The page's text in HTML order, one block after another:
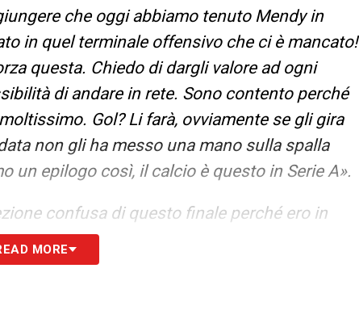
che oggi abbiamo tenuto Mendy in
in quel terminale offensivo che ci è mancato!
questa. Chiedo di dargli valore ad ogni
di andare in rete. Sono contento perché
Gol? Li farà, ovviamente se gli gira
non gli ha messo una mano sulla spalla
un epilogo così, il calcio è questo in Serie A».
confusa di questo finale perché ero in
che non ha detto nulla. Non mi passa per la
simile, credo nell’uomo e ciò che si è visto
MORE